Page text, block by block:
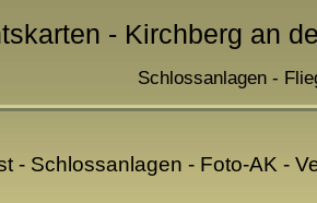
- Kirchberg an
Schlossanlagen -
- Schlossanlagen - Foto-AK -